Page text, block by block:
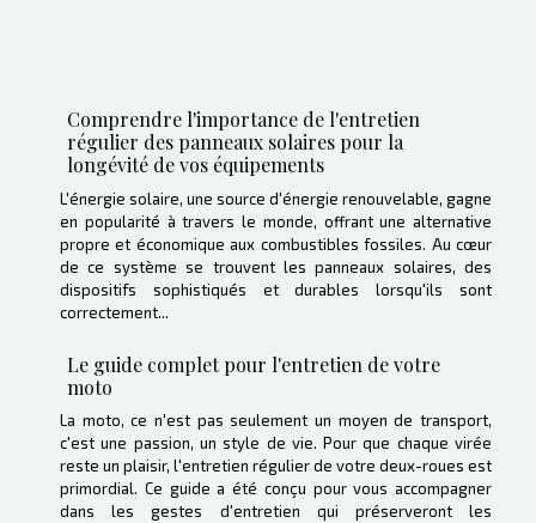
Comprendre l'importance de l'entretien
régulier des panneaux solaires pour la
longévité de vos équipements
L'énergie solaire, une source d'énergie renouvelable, gagne
en popularité à travers le monde, offrant une alternative
propre et économique aux combustibles fossiles. Au cœur
de ce système se trouvent les panneaux solaires, des
dispositifs sophistiqués et durables lorsqu'ils sont
correctement...
Le guide complet pour l'entretien de votre
moto
La moto, ce n'est pas seulement un moyen de transport,
c'est une passion, un style de vie. Pour que chaque virée
reste un plaisir, l'entretien régulier de votre deux-roues est
primordial. Ce guide a été conçu pour vous accompagner
dans les gestes d'entretien qui préserveront les